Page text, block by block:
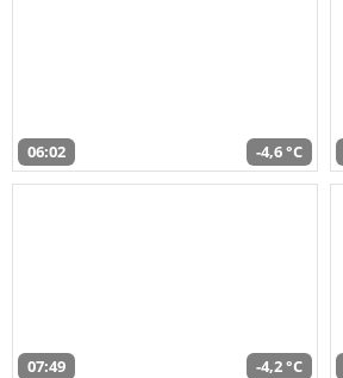
06:02 -4,6 °C
07:49 -4,2 °C